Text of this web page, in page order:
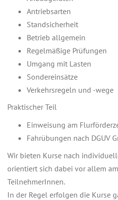
Antriebsarten
Standsicherheit
Betrieb allgemein
Regelmäßige Prüfungen
Umgang mit Lasten
Sondereinsätze
Verkehrsregeln und -wege
Praktischer Teil
Einweisung am
Fahrübungen nach DGUV
Wir bieten Kurse nach
orientiert sich dabei vor allem
TeilnehmerInnen.
In der Regel erfolgen die Kurse